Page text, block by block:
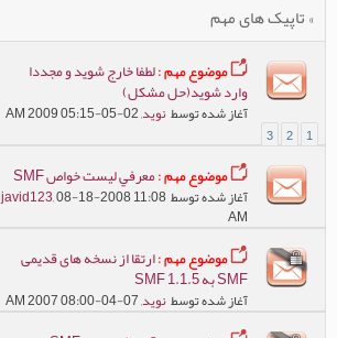
» تاپیک های مهم
موضوع مهم :لطفا خارج شوید و مجددا
وارد شوید(حل مشکل)
آغاز شده توسطنوید, 02-05-2009 05:15 AM
1
2
3
موضوع مهم :معرفي ليست خواص SMF
آغاز شده توسط javid123, 08-18-2008 11:08
AM
موضوع مهم :ارتقا از نسخه های قدیمی
SMF به SMF 1.1.5
آغاز شده توسطنوید, 07-04-2007 08:00 AM